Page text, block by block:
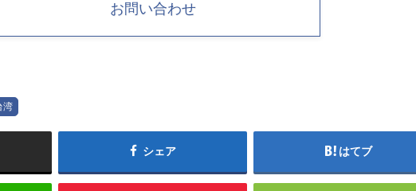
お問い合わせ
湾
シェア はてブ